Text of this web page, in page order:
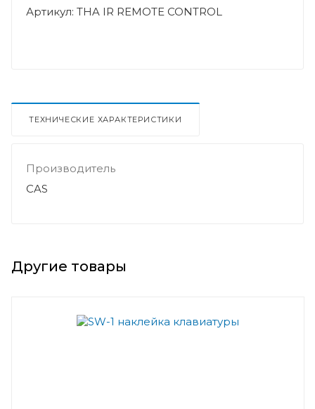
Артикул: THA IR REMOTE CONTROL
ТЕХНИЧЕСКИЕ ХАРАКТЕРИСТИКИ
Производитель
CAS
Другие товары